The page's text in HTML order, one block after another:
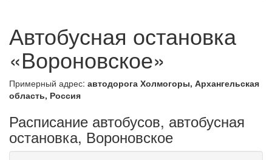
Автобусная остановка
«Вороновское»
Примерный адрес: автодорога Холмогоры, Архангельская
область, Россия
Расписание автобусов, автобусная
остановка, Вороновское